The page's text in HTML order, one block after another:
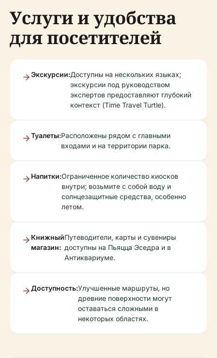
Услуги и удобства
для посетителей
Экскурсии:Доступны на нескольких языках;
экскурсии под руководством
экспертов предоставляют глубокий
контекст (Time Travel Turtle).
Туалеты:Расположены рядом с главными
входами и на территории парка.
Напитки:Ограниченное количество киосков
внутри; возьмите с собой воду и
солнцезащитные средства, особенно
летом.
Книжный
магазин:
Путеводители, карты и сувениры
доступны на Пьяцца Эседра и в
Антиквариуме.
Доступность:Улучшенные маршруты, но
древние поверхности могут
оставаться сложными в
некоторых областях.